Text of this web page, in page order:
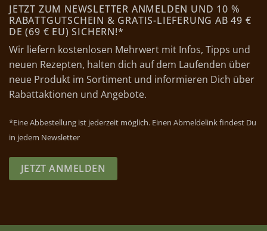
JETZT ZUM NEWSLETTER ANMELDEN UND 10 %
RABATTGUTSCHEIN & GRATIS-LIEFERUNG AB 49 €
DE (69 € EU) SICHERN!*
Wir liefern kostenlosen Mehrwert mit Infos, Tipps und
neuen Rezepten, halten dich auf dem Laufenden über
neue Produkt im Sortiment und informieren Dich über
Rabattaktionen und Angebote.
*Eine Abbestellung ist jederzeit möglich. Einen Abmeldelink findest Du
in jedem Newsletter
JETZT ANMELDEN